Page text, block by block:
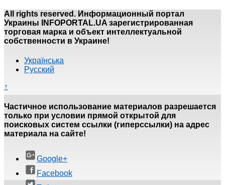
All rights reserved. Информационный портал
Украины INFOPORTAL.UA зарегистрированная
торговая марка и объект интеллектуальной
собственности в Украине!
Українська
Русский
↑
Частичное использование материалов разрешается
только при условии прямой открытой для
поисковых систем ссылки (гиперссылки) на адрес
материала на сайте!
Google+
Facebook